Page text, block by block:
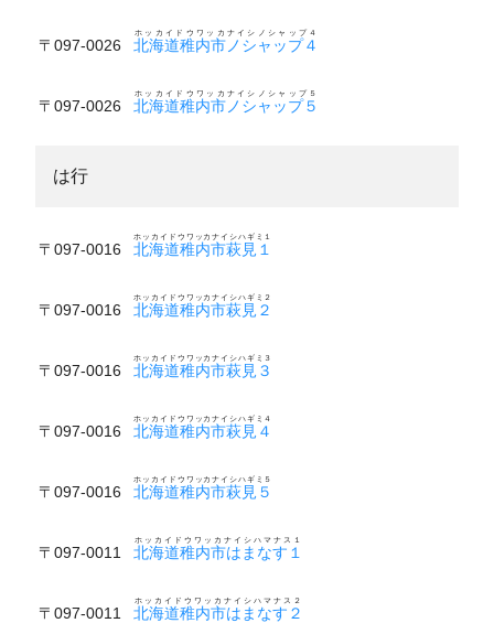
〒097-0026 北海道稚内市ノシャップ４
ホッカイドウワッカナイシノシャップ４
〒097-0026 北海道稚内市ノシャップ５
ホッカイドウワッカナイシノシャップ５
は行
〒097-0016 北海道稚内市萩見１
ホッカイドウワッカナイシハギミ１
〒097-0016 北海道稚内市萩見２
ホッカイドウワッカナイシハギミ２
〒097-0016 北海道稚内市萩見３
ホッカイドウワッカナイシハギミ３
〒097-0016 北海道稚内市萩見４
ホッカイドウワッカナイシハギミ４
〒097-0016 北海道稚内市萩見５
ホッカイドウワッカナイシハギミ５
〒097-0011 北海道稚内市はまなす１
ホッカイドウワッカナイシハマナス１
〒097-0011 北海道稚内市はまなす２
ホッカイドウワッカナイシハマナス２